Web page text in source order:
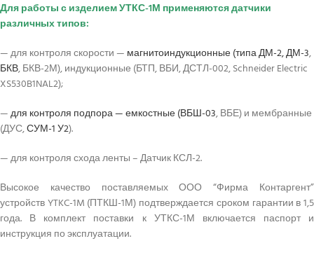
Для работы с изделием УТКС-1М применяются датчики
различных типов:
— для контроля скорости — магнитоиндукционные (типа ДМ-2, ДМ-3,
БКВ, БКВ-2М), индукционные (БТП, ВБИ, ДСТЛ-002, Schneider Electric
XS530B1NAL2);
—для контроля подпора — емкостные (ВБШ-03, ВБЕ) и мембранные
(ДУС,СУМ-1 У2).
— для контроля схода ленты – Датчик КСЛ-2.
Высокое качество поставляемых ООО “Фирма Контаргент”
устройств YTKC-1M (ПТКШ-1М) подтверждается сроком гарантии в 1,5
года. В комплект поставки к УТКС-1М включается паспорт и
инструкция по эксплуатации.